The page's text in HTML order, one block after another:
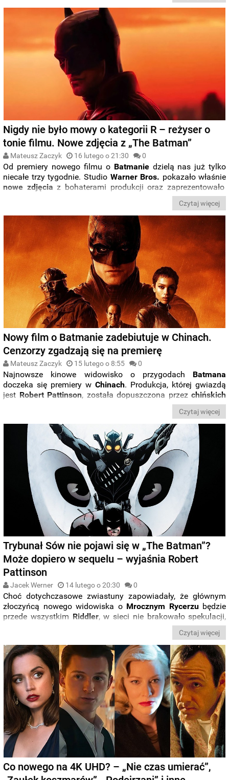
Nigdy nie było mowy o kategorii R – reżyser o
tonie filmu. Nowe zdjęcia z „The Batman”
Mateusz Zaczyk 16 lutego o 21:30 0
Od premiery nowego filmu o Batmaniedzielą nas już tylko
niecałe trzy tygodnie. Studio Warner Bros. pokazało właśnie
nowe zdjęcia z bohaterami produkcji oraz zaprezentowało
zabrał głos w
nowej produkcji oMrocznym
Rycerzu.
Czytaj więcej
Nowy film o Batmanie zadebiutuje w Chinach.
Cenzorzy zgadzają się na premierę
Mateusz Zaczyk 15 lutego o 8:55 0
Najnowsze kinowe widowisko o przygodach Batmana
doczeka się premiery wChinach. Produkcja, której gwiazdą
jest Robert Pattinson, została dopuszczona przezchińskich
hollywoodzkich
, która doczeka się premiery na tym rynku.
Czytaj więcej
Trybunał Sów nie pojawi się w „The Batman”?
Może dopiero w sequelu – wyjaśnia Robert
Pattinson
Jacek Werner 14 lutego o 20:30 0
Choć dotychczasowe zwiastuny zapowiadały, że głównym
złoczyńcą nowego widowiska oMrocznym Rycerzubędzie
przede wszystkim Riddler, w sieci nie brakowało spekulacji,
że w trakcie filmu poznamy też innego przeciwnikaBatmana.
możemy już
jednak odrzucić. Większej roli w filmie najpewniej nie odegra
kultowyTrybunał Sów.
Czytaj więcej
Co nowego na 4K UHD? – „Nie czas umierać”,